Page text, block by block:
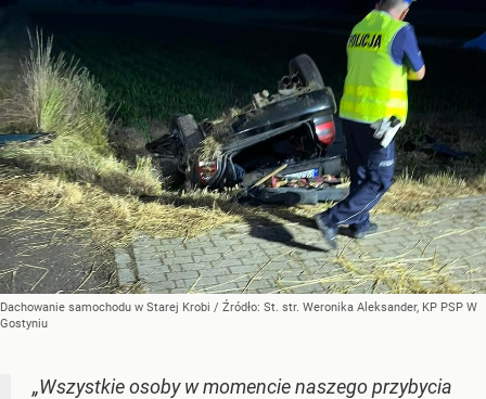
Dachowanie samochodu w Starej Krobi / Źródło: St. str. Weronika Aleksander, KP PSP W
Gostyniu
„Wszystkie osoby w momencie naszego przybycia